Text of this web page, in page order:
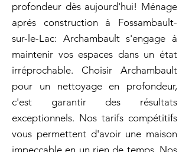
profondeur dès aujourd'hui! Ménage
aprés construction à Fossambault-
sur-le-Lac: Archambault s'engage à
maintenir vos espaces dans un état
irréprochable. Choisir Archambault
pour un nettoyage en profondeur,
c'est garantir des résultats
exceptionnels. Nos tarifs compétitifs
vous permettent d'avoir une maison
impeccable en un rien de temps. Nos